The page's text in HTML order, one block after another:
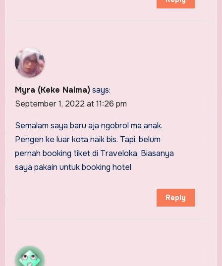
Myra (Keke Naima) says:
September 1, 2022 at 11:26 pm
Semalam saya baru aja ngobrol ma anak.
Pengen ke luar kota naik bis. Tapi, belum
pernah booking tiket di Traveloka. Biasanya
saya pakain untuk booking hotel
Reply